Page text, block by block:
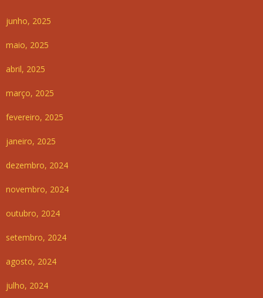
junho, 2025
maio, 2025
abril, 2025
março, 2025
fevereiro, 2025
janeiro, 2025
dezembro, 2024
novembro, 2024
outubro, 2024
setembro, 2024
agosto, 2024
julho, 2024